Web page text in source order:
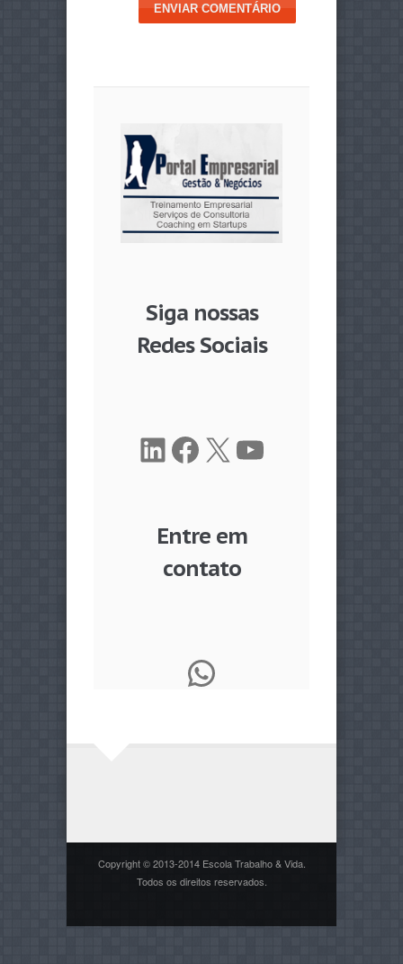
ENVIAR COMENTÁRIO
Siga nossas
Redes Sociais
LinkedIn
Facebook
X Youtube
Entre em
contato
WhatsApp
Copyright © 2013-2014 Escola Trabalho & Vida.
Todos os direitos reservados.